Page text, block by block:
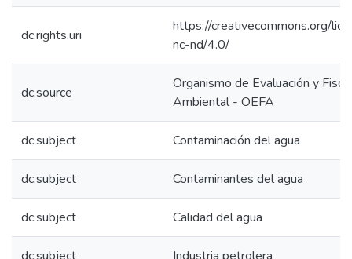
dc.rights.uri
https://creativecommons.org/
nc-nd/4.0/
dc.source
Organismo de Evaluación y
Ambiental - OEFA
dc.subject Contaminación del agua
dc.subject Contaminantes del agua
dc.subject Calidad del agua